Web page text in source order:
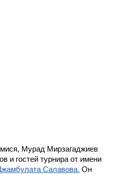
Мурад Мирзагаджиев
и гостей турнира от имени
Салавова. Он